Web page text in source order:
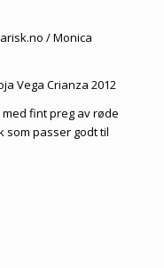
/ Monica
Vega Crianza 2012
fint preg av røde
som passer godt til